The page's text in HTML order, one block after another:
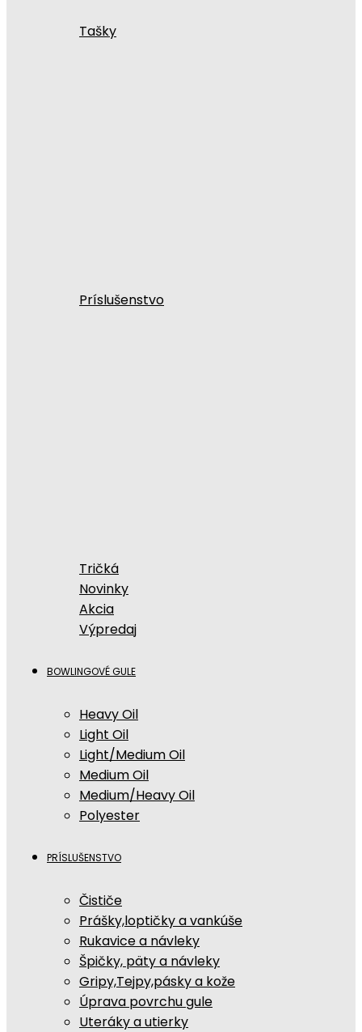
Tašky
Príslušenstvo
Tričká
Novinky
Akcia
Výpredaj
BOWLINGOVÉ GULE
Heavy Oil
Light Oil
Light/Medium Oil
Medium Oil
Medium/Heavy Oil
Polyester
PRÍSLUŠENSTVO
Čističe
Prášky,loptičky a vankúše
Rukavice a návleky
Špičky, päty a návleky
Gripy,Tejpy,pásky a kože
Úprava povrchu gule
Uteráky a utierky